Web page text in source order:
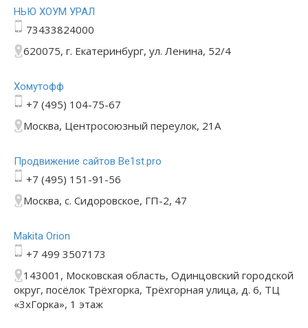
НЬЮ ХОУМ УРАЛ
73433824000
620075, г. Екатеринбург, ул. Ленина, 52/4
Хомутофф
+7 (495) 104-75-67
Москва, Центросоюзный переулок, 21А
Продвижение сайтов Be1st.pro
+7 (495) 151-91-56
Москва, с. Сидоровское, ГП-2, 47
Makita Orion
+7 499 3507173
143001, Московская область, Одинцовский городской
округ, посёлок Трёхгорка, Трёхгорная улица, д. 6, ТЦ
«3хГорка», 1 этаж